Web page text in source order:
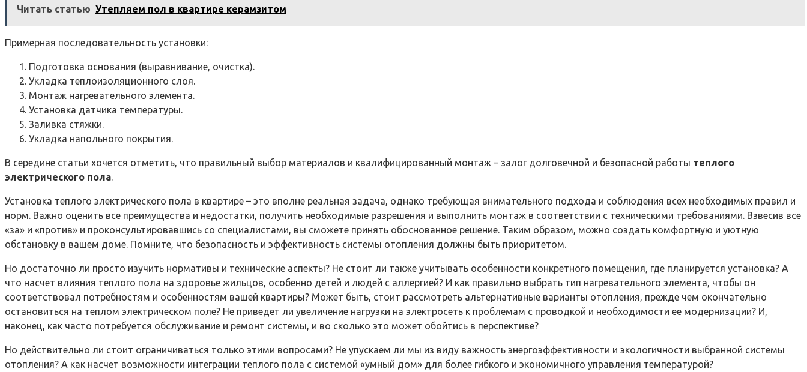
Читать статью Утепляем пол в квартире керамзитом
Примерная последовательность установки:
Подготовка основания (выравнивание, очистка).
Укладка теплоизоляционного слоя.
Монтаж нагревательного элемента.
Установка датчика температуры.
Заливка стяжки.
Укладка напольного покрытия.
В середине статьи хочется отметить, что правильный выбор материалов и квалифицированный монтаж – залог долговечной и безопасной работы теплого
электрического пола.
Установка теплого электрического пола в квартире – это вполне реальная задача, однако требующая внимательного подхода и соблюдения всех необходимых правил и
норм. Важно оценить все преимущества и недостатки, получить необходимые разрешения и выполнить монтаж в соответствии с техническими требованиями. Взвесив все
«за» и «против» и проконсультировавшись со специалистами, вы сможете принять обоснованное решение. Таким образом, можно создать комфортную и уютную
обстановку в вашем доме. Помните, что безопасность и эффективность системы отопления должны быть приоритетом.
Но достаточно ли просто изучить нормативы и технические аспекты? Не стоит ли также учитывать особенности конкретного помещения, где планируется установка? А
что насчет влияния теплого пола на здоровье жильцов, особенно детей и людей с аллергией? И как правильно выбрать тип нагревательного элемента, чтобы он
соответствовал потребностям и особенностям вашей квартиры? Может быть, стоит рассмотреть альтернативные варианты отопления, прежде чем окончательно
остановиться на теплом электрическом поле? Не приведет ли увеличение нагрузки на электросеть к проблемам с проводкой и необходимости ее модернизации? И,
наконец, как часто потребуется обслуживание и ремонт системы, и во сколько это может обойтись в перспективе?
Но действительно ли стоит ограничиваться только этими вопросами? Не упускаем ли мы из виду важность энергоэффективности и экологичности выбранной системы
отопления? А как насчет возможности интеграции теплого пола с системой «умный дом» для более гибкого и экономичного управления температурой?